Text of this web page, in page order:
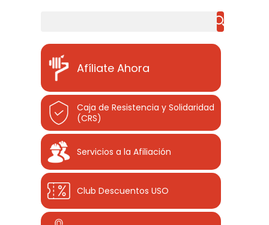
Afíliate Ahora
Caja de Resistencia y Solidaridad
(CRS)
Servicios a la Afiliación
Club Descuentos USO